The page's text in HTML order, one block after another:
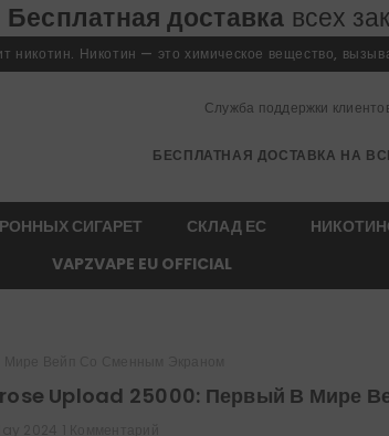
доставкавсех заказов •
Никотин — это химическое вещество,
Служба поддержки
БЕСПЛАТНАЯ ДОСТАВКА НА
СИГАРЕТ СКЛАД ЕС
VAPZVAPE EU OFFICIAL
Upload 25000: Первый В Мире